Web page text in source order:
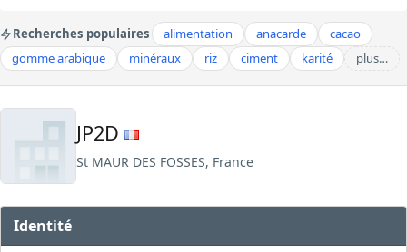
Recherches populaires alimentation anacarde
cacao
gomme arabique
minéraux riz ciment karité plus…
JP2D
St MAUR DES FOSSES, France
Identité